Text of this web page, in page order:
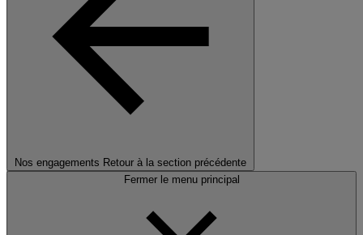
Nos engagements Retour à la section précédente
Fermer le menu principal